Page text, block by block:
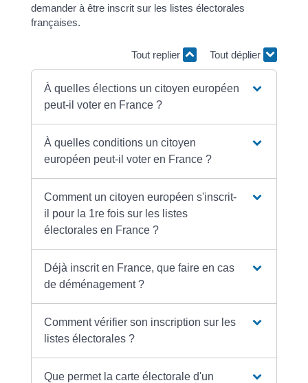
demander à être inscrit sur les listes électorales
françaises.
Tout replier Tout déplier
À quelles élections un citoyen européen
peut-il voter en France ?
À quelles conditions un citoyen
européen peut-il voter en France ?
Comment un citoyen européen s'inscrit-
il pour la 1re fois sur les listes
électorales en France ?
Déjà inscrit en France, que faire en cas
de déménagement ?
Comment vérifier son inscription sur les
listes électorales ?
Que permet la carte électorale d'un